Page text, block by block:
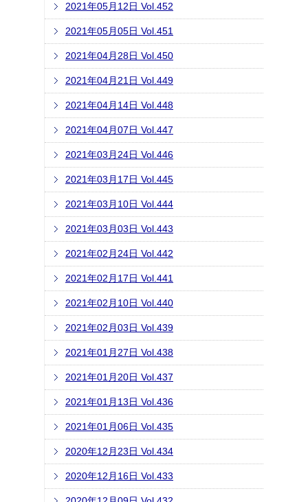
2021年05月12日 Vol.452
2021年05月05日 Vol.451
2021年04月28日 Vol.450
2021年04月21日 Vol.449
2021年04月14日 Vol.448
2021年04月07日 Vol.447
2021年03月24日 Vol.446
2021年03月17日 Vol.445
2021年03月10日 Vol.444
2021年03月03日 Vol.443
2021年02月24日 Vol.442
2021年02月17日 Vol.441
2021年02月10日 Vol.440
2021年02月03日 Vol.439
2021年01月27日 Vol.438
2021年01月20日 Vol.437
2021年01月13日 Vol.436
2021年01月06日 Vol.435
2020年12月23日 Vol.434
2020年12月16日 Vol.433